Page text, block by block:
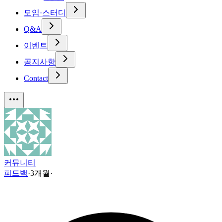
모임·스터디
Q&A
이벤트
공지사항
Contact
커뮤니티
피드백·3개월·